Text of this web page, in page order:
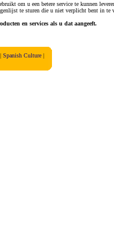
om u een betere service te kunnen
te sturen die u niet verplicht bent in te
en services als u dat aangeeft.
| Spanish Culture |